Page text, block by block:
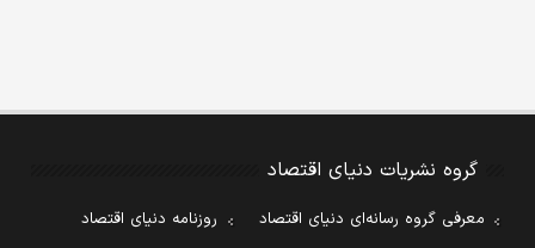
گروه نشریات دنیای اقتصاد
معرفی گروه رسانه‌ای دنیای اقتصاد
روزنامه دنیای اقتصاد